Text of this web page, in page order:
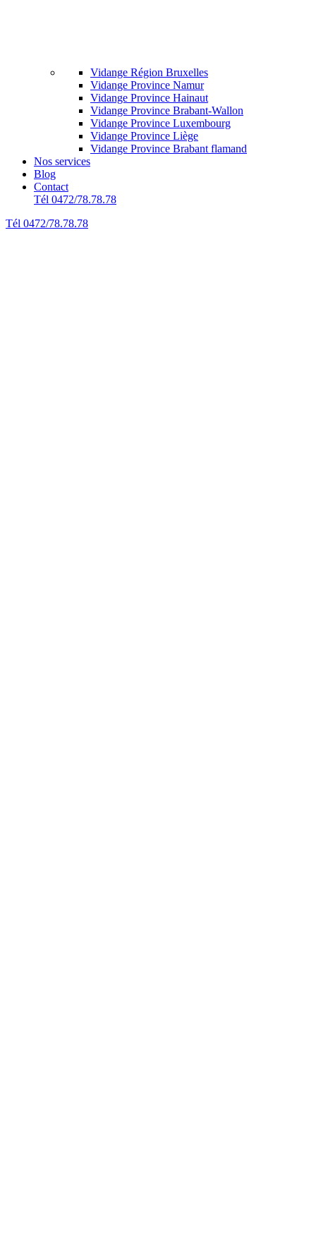
Vidange Région Bruxelles
Vidange Province Namur
Vidange Province Hainaut
Vidange Province Brabant-Wallon
Vidange Province Luxembourg
Vidange Province Liège
Vidange Province Brabant flamand
Nos services
Blog
Contact
Tél 0472/78.78.78
Tél 0472/78.78.78